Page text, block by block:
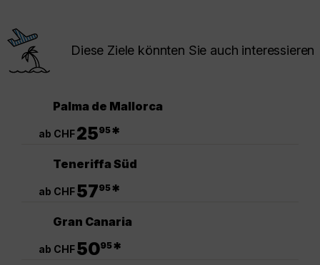
Diese Ziele könnten Sie auch interessieren
Palma de Mallorca
ab CHF2595*
Teneriffa Süd
ab CHF5795*
Gran Canaria
ab CHF5095*